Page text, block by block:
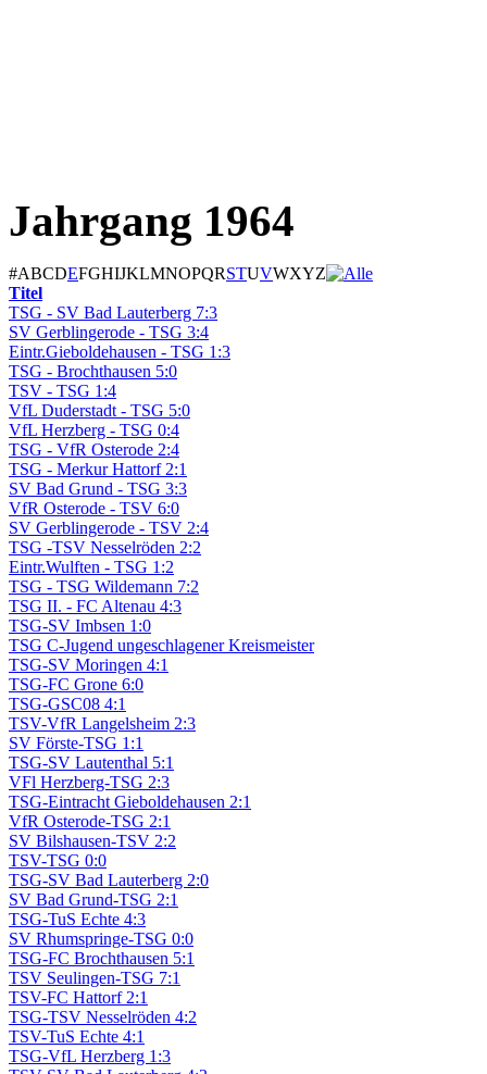
Jahrgang 1964
#ABCDEFGHIJKLMNOPQRSTUVWXYZ
Titel
TSG - SV Bad Lauterberg 7:3
SV Gerblingerode - TSG 3:4
Eintr.Gieboldehausen - TSG 1:3
TSG - Brochthausen 5:0
TSV - TSG 1:4
VfL Duderstadt - TSG 5:0
VfL Herzberg - TSG 0:4
TSG - VfR Osterode 2:4
TSG - Merkur Hattorf 2:1
SV Bad Grund - TSG 3:3
VfR Osterode - TSV 6:0
SV Gerblingerode - TSV 2:4
TSG -TSV Nesselröden 2:2
Eintr.Wulften - TSG 1:2
TSG - TSG Wildemann 7:2
TSG II. - FC Altenau 4:3
TSG-SV Imbsen 1:0
TSG C-Jugend ungeschlagener Kreismeister
TSG-SV Moringen 4:1
TSG-FC Grone 6:0
TSG-GSC08 4:1
TSV-VfR Langelsheim 2:3
SV Förste-TSG 1:1
TSG-SV Lautenthal 5:1
VFl Herzberg-TSG 2:3
TSG-Eintracht Gieboldehausen 2:1
VfR Osterode-TSG 2:1
SV Bilshausen-TSV 2:2
TSV-TSG 0:0
TSG-SV Bad Lauterberg 2:0
SV Bad Grund-TSG 2:1
TSG-TuS Echte 4:3
SV Rhumspringe-TSG 0:0
TSG-FC Brochthausen 5:1
TSV Seulingen-TSG 7:1
TSV-FC Hattorf 2:1
TSG-TSV Nesselröden 4:2
TSV-TuS Echte 4:1
TSG-VfL Herzberg 1:3